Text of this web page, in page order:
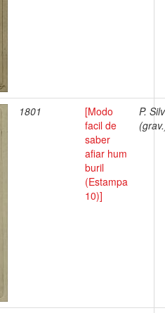
1801
[Modo
facil de
saber
afiar hum
buril
(Estampa
10)]
P.